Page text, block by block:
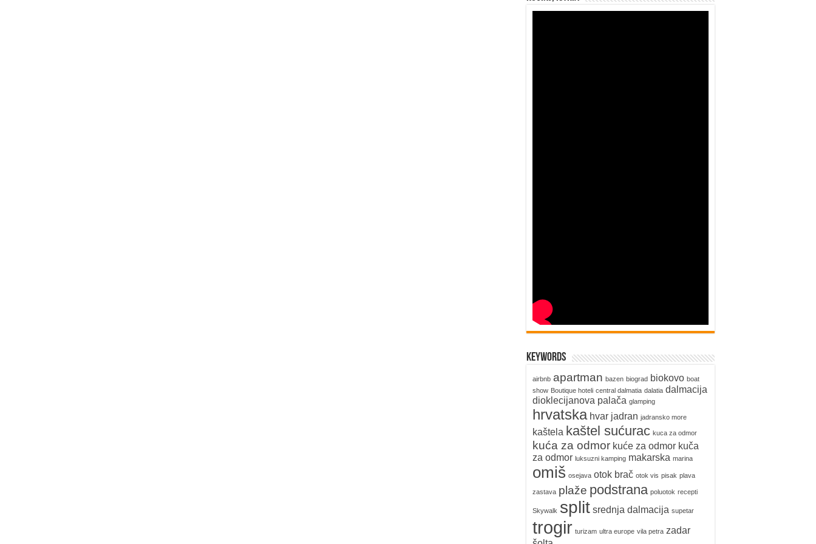
keywords
airbnb apartman bazen biograd biokovo boat
show Boutique hoteli central dalmatia dalatia dalmacija
dioklecijanova palača glamping
hrvatska hvar jadran jadransko more
kaštela kaštel sućurac kuca za odmor
kuća za odmor kuće za odmor kuča
za odmor luksuzni kamping makarska marina
omiš osejava otok brač otok vis pisak plava
zastava plaže podstrana poluotok recepti
Skywalk split srednja dalmacija supetar
trogir turizam ultra europe vila petra zadar